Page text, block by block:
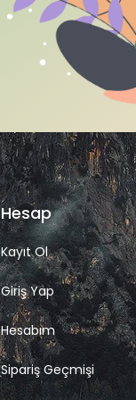
Hesap
Kayıt Ol
Giriş Yap
Hesabım
Sipariş Geçmişi